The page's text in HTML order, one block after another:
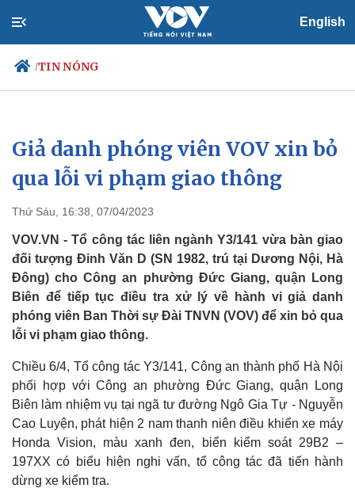
English
/TIN NÓNG
Chính trị
Tổ chức nhân sự
Nhận diện sự thật
Xã hội
Tin 24h
Dự báo thời tiết
Việc làm
Biển đảo
Giả danh phóng viên VOV xin bỏ
qua lỗi vi phạm giao thông
Thứ Sáu, 16:38, 07/04/2023
VOV.VN - Tổ công tác liên ngành Y3/141 vừa bàn giao
đối tượng Đinh Văn D (SN 1982, trú tại Dương Nội, Hà
Đông) cho Công an phường Đức Giang, quận Long
Biên để tiếp tục điều tra xử lý về hành vi giả danh
phóng viên Ban Thời sự Đài TNVN (VOV) để xin bỏ qua
lỗi vi phạm giao thông.
Chiều 6/4, Tổ công tác Y3/141, Công an thành phố Hà Nội
phối hợp với Công an phường Đức Giang, quận Long
Biên làm nhiệm vụ tại ngã tư đường Ngô Gia Tự - Nguyễn
Cao Luyện, phát hiện 2 nam thanh niên điều khiển xe máy
Honda Vision, màu xanh đen, biển kiểm soát 29B2 –
197XX có biểu hiện nghi vấn, tổ công tác đã tiến hành
dừng xe kiểm tra.